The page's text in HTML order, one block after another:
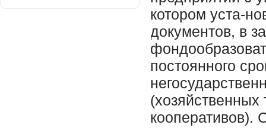
котором уста-
документов, в
постоянного